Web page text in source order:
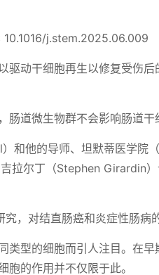
j.stem.2025.06.009
驱动干细胞再生以修复受伤
道微生物群不会影响肠道干
）和他的导师、坦默蒂医学
拉尔丁（Stephen Girardin
，对结直肠癌和炎症性肠病
类型的细胞而引人注目。在
的作用并不仅限于此。